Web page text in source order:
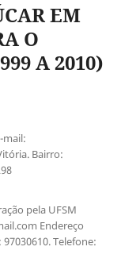
EM
O
A 2010)
mail:
Bairro:
pela UFSM
Endereço
Telefone: